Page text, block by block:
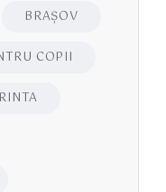
BRAŞOV
COPII